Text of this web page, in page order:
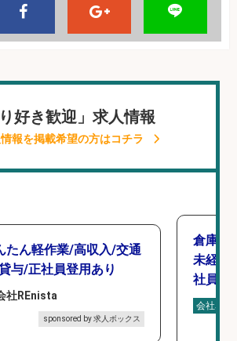
り好き歓迎」求人情報
報を掲載希望の方はコチラ
たん軽作業/高収入/交通
与/正社員登用あり
社REnista
sponsored by 求人ボックス
倉庫で
未経験
社員登
会社名